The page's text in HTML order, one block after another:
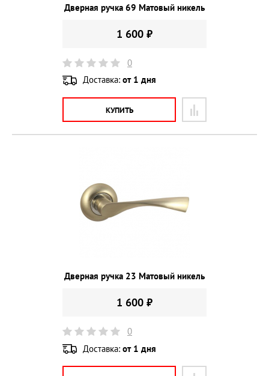
Дверная ручка 69 Матовый никель
1 600 ₽
0
Доставка: от 1 дня
КУПИТЬ
Дверная ручка 23 Матовый никель
1 600 ₽
0
Доставка: от 1 дня